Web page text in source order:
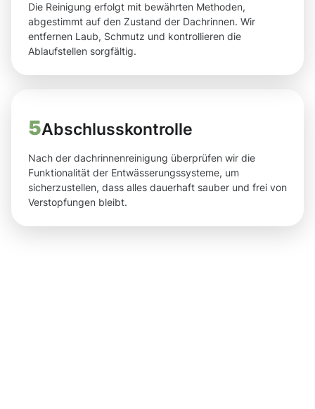
Die Reinigung erfolgt mit bewährten Methoden,
abgestimmt auf den Zustand der Dachrinnen. Wir
entfernen Laub, Schmutz und kontrollieren die
Ablaufstellen sorgfältig.
5Abschlusskontrolle
Nach der dachrinnenreinigung überprüfen wir die
Funktionalität der Entwässerungssysteme, um
sicherzustellen, dass alles dauerhaft sauber und frei von
Verstopfungen bleibt.